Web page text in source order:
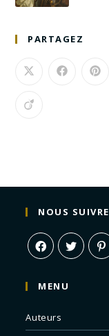
PARTAGEZ
NOUS SUIVRE
MENU
Auteurs